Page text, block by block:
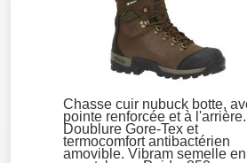
Chasse cuir nubuck botte,
pointe renforcée et à l'arrière.
Doublure Gore-Tex et
termocomfort antibactérien
amovible. Vibram semelle en